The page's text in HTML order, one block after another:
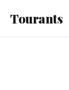
Tourants